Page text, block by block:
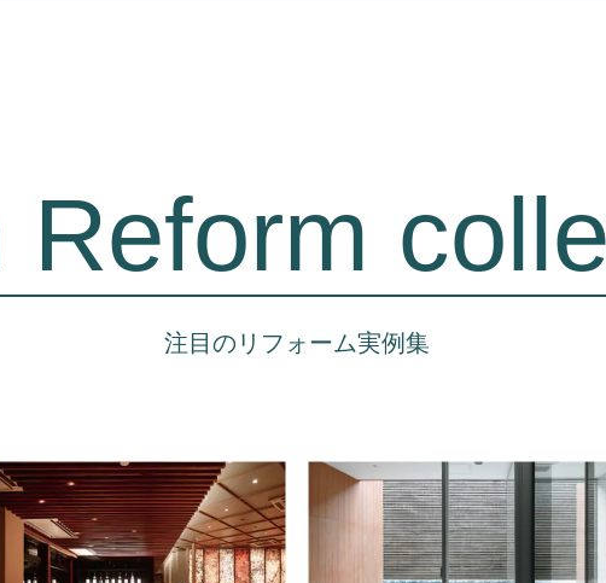
Reform
注目のリフォーム実例集